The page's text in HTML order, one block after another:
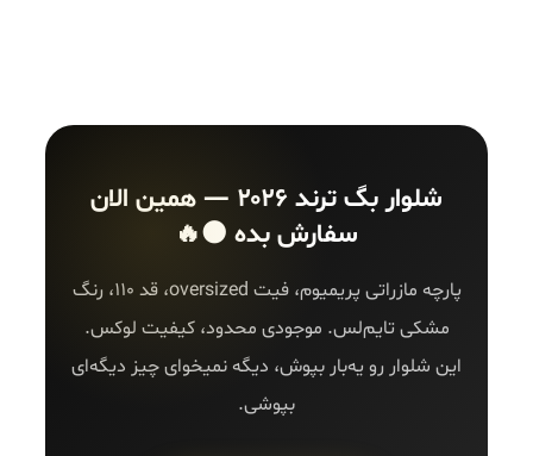
شلوار بگ ترند ۲۰۲۶ — همین الان
سفارش بده ⚫🔥
پارچه مازراتی پریمیوم، فیت oversized، قد ۱۱۰، رنگ
مشکی تایم‌لس. موجودی محدود، کیفیت لوکس.
این شلوار رو یه‌بار بپوش، دیگه نمیخوای چیز دیگه‌ای
بپوشی.